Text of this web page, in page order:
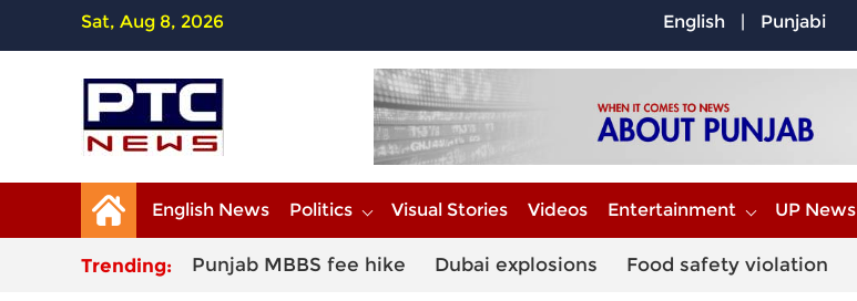
Sat, Aug 8, 2026 English | Punjabi
English News Politics Visual Stories Videos Entertainment UP News
Trending: Punjab MBBS fee hike Dubai explosions Food safety violation